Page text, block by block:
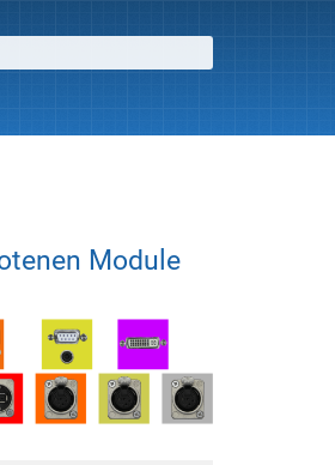
Module